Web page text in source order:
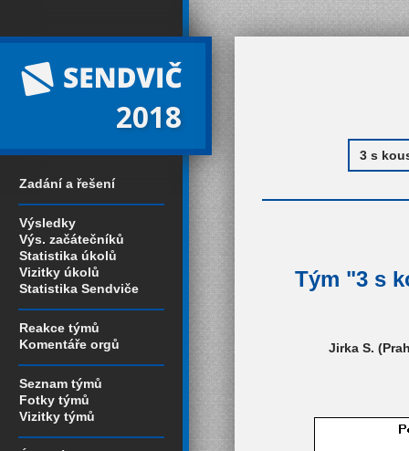
2018
Zadání a řešení
Výsledky
Výs. začátečníků
Statistika úkolů
Vizitky úkolů
Statistika Sendviče
Reakce týmů
Komentáře orgů
Seznam týmů
Fotky týmů
Vizitky týmů
Tým "3 s
Jirka S.